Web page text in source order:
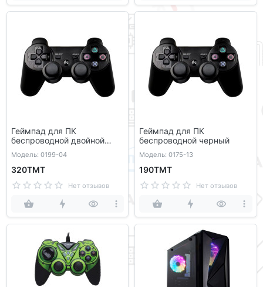
Геймпад для ПК
беспроводной двойной
Модель: 0199-04
320ТМТ
Нет отзывов
Геймпад для ПК
беспроводной черный
Модель: 0175-13
190ТМТ
Нет отзывов